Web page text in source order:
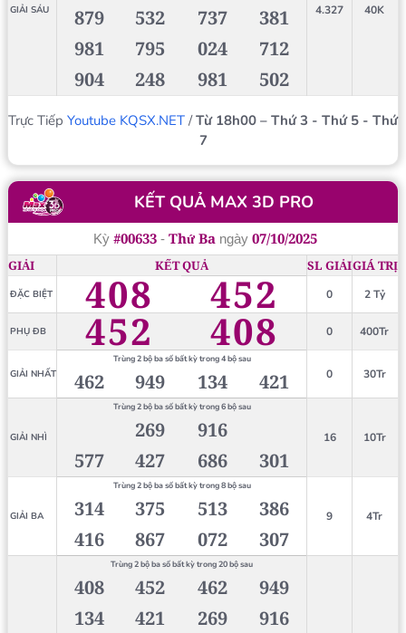
GIẢI SÁU 4.327 40K
879
532 737
381
981
795 024
712
904
248 981 502
Trực Tiếp Youtube KQSX.NET /Từ 18h00 – Thứ 3 - Thứ 5 - Thứ
7
KẾT QUẢ MAX 3D PRO
Kỳ #00633- Thứ Ba ngày 07/10/2025
GIẢI KẾT QUẢ SL GIẢIGIÁ TRỊ
ĐẶC BIỆT 408 452 0 2 Tỷ
PHỤ ĐB 452 408 0 400Tr
GIẢI NHẤT
Trùng 2 bộ ba số bất kỳ trong 4 bộ sau
0 30Tr
462 949 134 421
GIẢI NHÌ
Trùng 2 bộ ba số bất kỳ trong 6 bộ sau
16 10Tr
269
916
577
427 686 301
GIẢI BA
Trùng 2 bộ ba số bất kỳ trong 8 bộ sau
9 4Tr
314 375 513
386
416
867 072 307
Trùng 2 bộ ba số bất kỳ trong 20 bộ sau
408 452 462
949
134
421 269
916